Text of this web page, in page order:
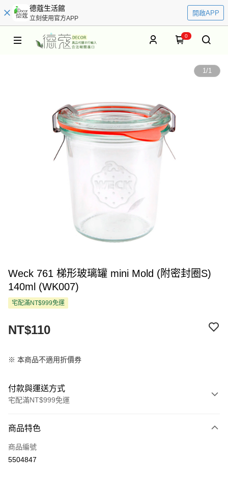
德蔻生活館
立刻使用官方APP
開啟APP
0
1/1
Weck 761 梯形玻璃罐 mini Mold (附密封圈S)
140ml (WK007)
宅配滿NT$999免運
NT$110
※ 本商品不適用折價券
付款與運送方式
宅配滿NT$999免運
信用卡一次付款
LINE Pay
商品特色
商品編號
5504847